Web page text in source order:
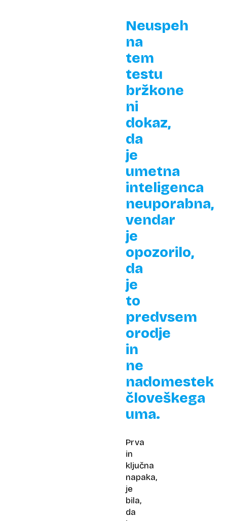
Neuspeh
na
tem
testu
bržkone
ni
dokaz,
da
je
umetna
inteligenca
neuporabna,
vendar
je
opozorilo,
da
je
to
predvsem
orodje
in
ne
nadomestek
človeškega
uma.
Prva
in
ključna
napaka,
je
bila,
da